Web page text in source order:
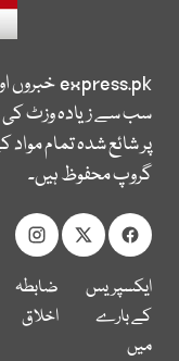
express.pkخبروں
سب سے زیادہ وزٹ
پر شائع شدہ تمام
گروپ محفوظ ہیں۔
ایکسپریس
کے بارے
میں
ضابطہ
اخلاق